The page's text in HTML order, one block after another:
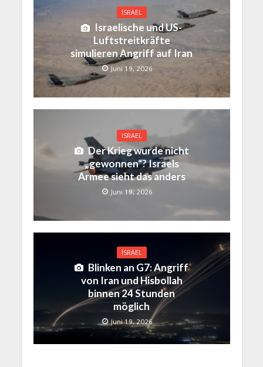
ISRAEL
Israelische und US-
Luftstreitkräfte
simulieren Angriff auf Iran
Juni 19, 2026
ISRAEL
Der Krieg wurde nicht
„gewonnen“? Israels
Armee sieht das anders
Juni 19, 2026
ISRAEL
Blinken an G7: Angriff
von Iran und Hisbollah
binnen 24 Stunden
möglich
Juni 19, 2026